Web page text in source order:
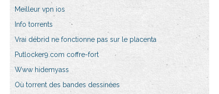
Meilleur vpn ios
Info torrents
Vrai débrid ne fonctionne pas sur le placenta
Putlocker9.com coffre-fort
Www hidemyass
Où torrent des bandes dessinées